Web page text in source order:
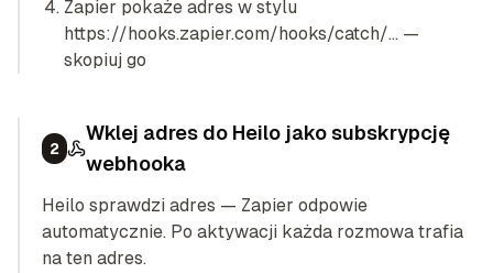
Zapier pokaże adres w stylu
https://hooks.zapier.com/hooks/catch/… —
skopiuj go
2
Wklej adres do Heilo jako subskrypcję
webhooka
Heilo sprawdzi adres — Zapier odpowie
automatycznie. Po aktywacji każda rozmowa trafia
na ten adres.